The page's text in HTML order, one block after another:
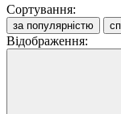
Сортування:
за популярністю
Відображення: